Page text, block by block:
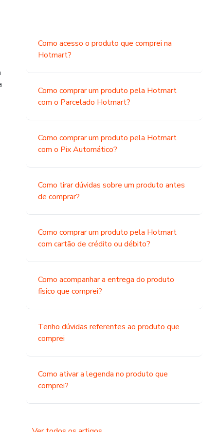
Como acesso o produto que comprei na
Hotmart?
Como comprar um produto pela Hotmart
com o Parcelado Hotmart?
Como comprar um produto pela Hotmart
com o Pix Automático?
Como tirar dúvidas sobre um produto antes
de comprar?
Como comprar um produto pela Hotmart
com cartão de crédito ou débito?
Como acompanhar a entrega do produto
físico que comprei?
Tenho dúvidas referentes ao produto que
comprei
Como ativar a legenda no produto que
comprei?